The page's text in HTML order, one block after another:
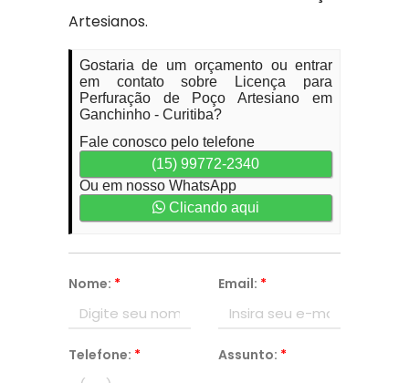
Artesianos.
Gostaria de um orçamento ou entrar
em contato sobre Licença para
Perfuração de Poço Artesiano em
Ganchinho - Curitiba?
Fale conosco pelo telefone
(15) 99772-2340
Ou em nosso WhatsApp
Clicando aqui
Nome: * Email: *
Telefone: * Assunto: *